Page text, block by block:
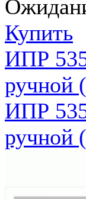
Купить
ИПР
ИПР